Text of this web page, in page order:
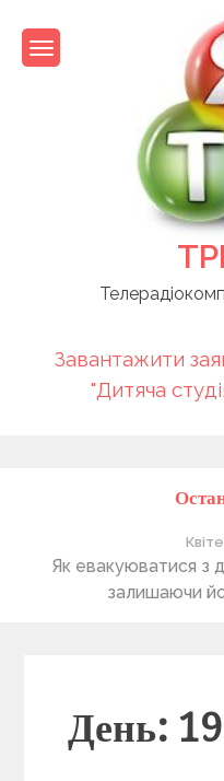
content
Завантажити
"Дитяча
Як евакуюватися з
залишаючи
День: